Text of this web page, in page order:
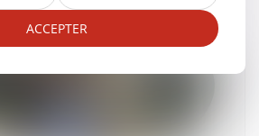
ACCEPTER